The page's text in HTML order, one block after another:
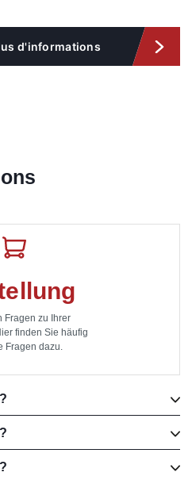
d'informations
Fragen zu Ihrer
finden Sie häufig
Fragen dazu.
sea takimata sanctus est
sea takimata sanctus est